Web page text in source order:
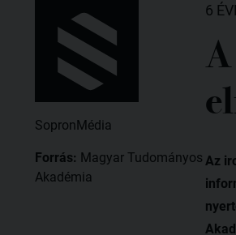
SopronMédia
Forrás: Magyar Tudományos
Akadémia
6
Az